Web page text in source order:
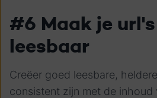
#6 Maak je
leesbaar
Creëer goed leesbare, heldere
consistent zijn met de inhoud